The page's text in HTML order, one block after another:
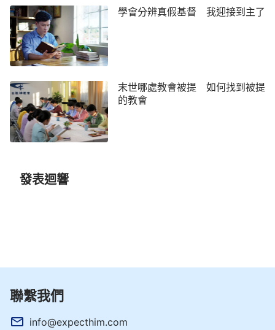
自己還得下功夫琢磨方案，查找自己不懂的地方，費
了很多功夫，工作效率也不高，為此我常常感到焦慮
不安、苦不堪言。於是我把這樣的情形帶到神的面前
禱告尋求，尋求中我看到這樣一段話：「
總説真心話，總説實話，總説大白話，那這個人就有
希望；如果這個人總包着，總裹着，總給别人假象，
那這個人就危險。從一個人的日常生活、言行舉止就
能看出這個人的前景怎麽樣，這個人總裝，總端着，
做誠實人，走這條路什麽時候都没錯！那如果别人説
『你怎麽什麽都説呢？自己想的事都讓别人知道，怎
從神的話中我找到了實行的路途，要想做一個神
所喜悅的誠實人，就得做一個透明人，能夠赤露敞開
學會分辨真假基督 我迎接到主了
末世哪處教會被提 如何找到被提
的教會
發表迴響
聯繫我們
info@expecthim.com